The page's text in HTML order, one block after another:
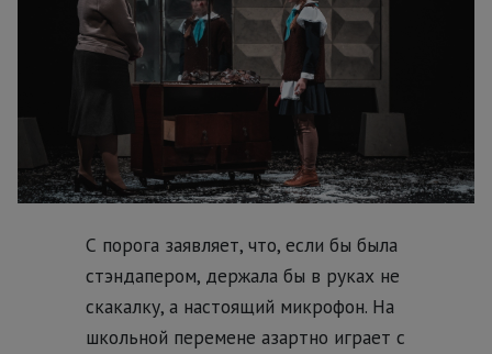
С порога заявляет, что, если бы была
стэндапером, держала бы в руках не
скакалку, а настоящий микрофон. На
школьной перемене азартно играет с